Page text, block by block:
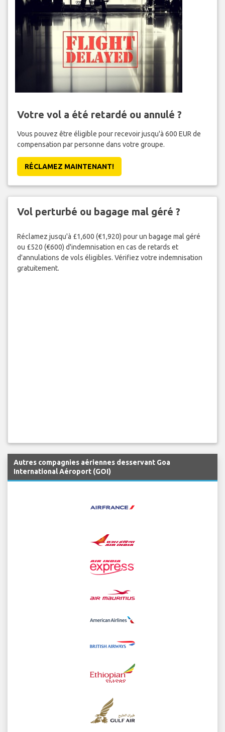
Votre vol a été retardé ou annulé ?
Vous pouvez être éligible pour recevoir jusqu'à 600 EUR de
compensation par personne dans votre groupe.
RÉCLAMEZ MAINTENANT!
Vol perturbé ou bagage mal géré ?
Réclamez jusqu'à £1,600 (€1,920) pour un bagage mal géré
ou £520 (€600) d'indemnisation en cas de retards et
d'annulations de vols éligibles. Vérifiez votre indemnisation
gratuitement.
Autres compagnies aériennes desservant Goa
International Aéroport (GOI)